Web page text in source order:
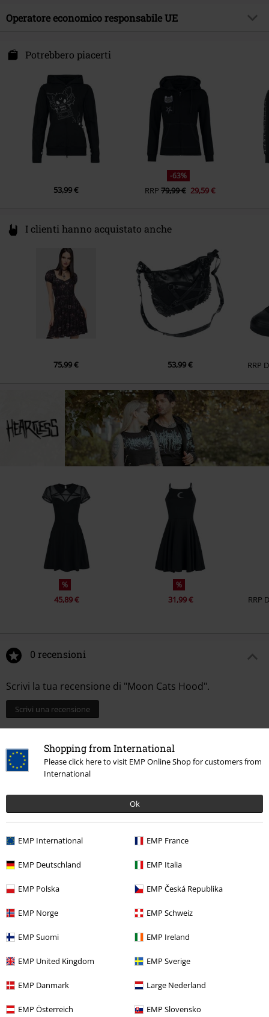
Shopping from International
Please click here to visit EMP Online Shop for customers from
International
Ok
EMP International EMP France
EMP Deutschland EMP Italia
EMP Polska EMP Česká Republika
EMP Norge EMP Schweiz
EMP Suomi EMP Ireland
EMP United Kingdom EMP Sverige
EMP Danmark Large Nederland
EMP Österreich EMP Slovensko
Materiale esterno
80% cotone, 20% poliestere
Operatore economico responsabile UE
Kilmovee upper, Portlaw
info@innocentclothingltd.com
Potrebbero piacerti
53,99 €
-63%
RRP 79,99 € 29,59 €
I clienti hanno acquistato anche
75,99 € 53,99 € RRP
%
45,89 €
%
31,99 € RRP
0 recensioni
Scrivi la tua recensione di "Moon Cats Hood".
Scrivi una recensione
Ultimi articoli visualizzati
%